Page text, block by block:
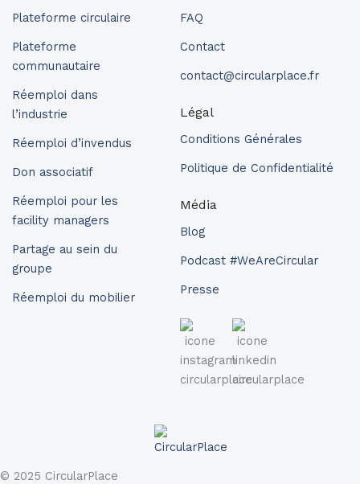
Plateforme circulaire
Plateforme
communautaire
Réemploi dans
l’industrie
Réemploi d’invendus
Don associatif
Réemploi pour les
facility managers
Partage au sein du
groupe
Réemploi du mobilier
FAQ
Contact
contact@circularplace.fr
Légal
Conditions Générales
Politique de Confidentialité
Média
Blog
Podcast #WeAreCircular
Presse
© 2025 CircularPlace